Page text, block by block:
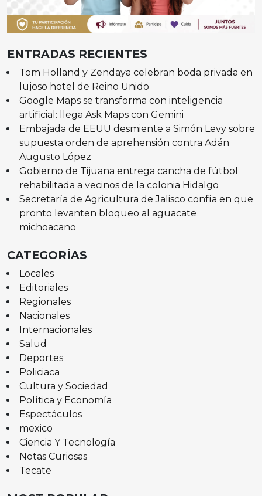
ENTRADAS RECIENTES
Tom Holland y Zendaya celebran boda privada en
lujoso hotel de Reino Unido
Google Maps se transforma con inteligencia
artificial: llega Ask Maps con Gemini
Embajada de EEUU desmiente a Simón Levy sobre
supuesta orden de aprehensión contra Adán
Augusto López
Gobierno de Tijuana entrega cancha de fútbol
rehabilitada a vecinos de la colonia Hidalgo
Secretaría de Agricultura de Jalisco confía en que
pronto levanten bloqueo al aguacate
michoacano
CATEGORÍAS
Locales
Editoriales
Regionales
Nacionales
Internacionales
Salud
Deportes
Policiaca
Cultura y Sociedad
Política y Economía
Espectáculos
mexico
Ciencia Y Tecnología
Notas Curiosas
Tecate